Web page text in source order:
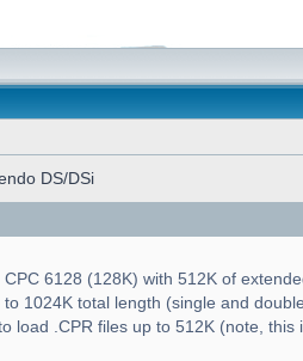
DS/DSi
6128 (128K) with 512K of
1024K total length (single and
load .CPR files up to 512K (note,